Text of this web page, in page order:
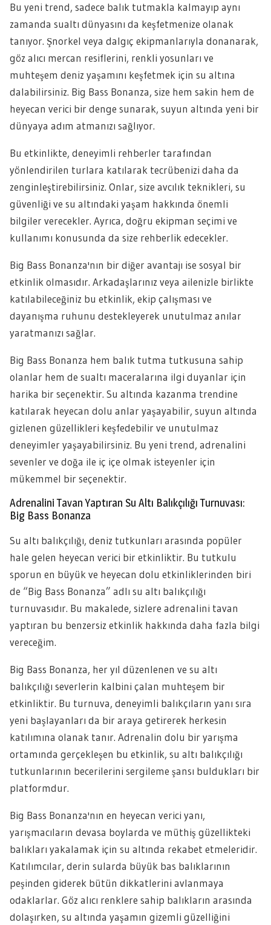
Bu yeni trend, sadece balık tutmakla kalmayıp aynı
zamanda sualtı dünyasını da keşfetmenize olanak
tanıyor. Şnorkel veya dalgıç ekipmanlarıyla donanarak,
göz alıcı mercan resiflerini, renkli yosunları ve
muhteşem deniz yaşamını keşfetmek için su altına
dalabilirsiniz. Big Bass Bonanza, size hem sakin hem de
heyecan verici bir denge sunarak, suyun altında yeni bir
dünyaya adım atmanızı sağlıyor.
Bu etkinlikte, deneyimli rehberler tarafından
yönlendirilen turlara katılarak tecrübenizi daha da
zenginleştirebilirsiniz. Onlar, size avcılık teknikleri, su
güvenliği ve su altındaki yaşam hakkında önemli
bilgiler verecekler. Ayrıca, doğru ekipman seçimi ve
kullanımı konusunda da size rehberlik edecekler.
Big Bass Bonanza'nın bir diğer avantajı ise sosyal bir
etkinlik olmasıdır. Arkadaşlarınız veya ailenizle birlikte
katılabileceğiniz bu etkinlik, ekip çalışması ve
dayanışma ruhunu destekleyerek unutulmaz anılar
yaratmanızı sağlar.
Big Bass Bonanza hem balık tutma tutkusuna sahip
olanlar hem de sualtı maceralarına ilgi duyanlar için
harika bir seçenektir. Su altında kazanma trendine
katılarak heyecan dolu anlar yaşayabilir, suyun altında
gizlenen güzellikleri keşfedebilir ve unutulmaz
deneyimler yaşayabilirsiniz. Bu yeni trend, adrenalini
sevenler ve doğa ile iç içe olmak isteyenler için
mükemmel bir seçenektir.
Adrenalini Tavan Yaptıran Su Altı Balıkçılığı Turnuvası:
Big Bass Bonanza
Su altı balıkçılığı, deniz tutkunları arasında popüler
hale gelen heyecan verici bir etkinliktir. Bu tutkulu
sporun en büyük ve heyecan dolu etkinliklerinden biri
de “Big Bass Bonanza” adlı su altı balıkçılığı
turnuvasıdır. Bu makalede, sizlere adrenalini tavan
yaptıran bu benzersiz etkinlik hakkında daha fazla bilgi
vereceğim.
Big Bass Bonanza, her yıl düzenlenen ve su altı
balıkçılığı severlerin kalbini çalan muhteşem bir
etkinliktir. Bu turnuva, deneyimli balıkçıların yanı sıra
yeni başlayanları da bir araya getirerek herkesin
katılımına olanak tanır. Adrenalin dolu bir yarışma
ortamında gerçekleşen bu etkinlik, su altı balıkçılığı
tutkunlarının becerilerini sergileme şansı buldukları bir
platformdur.
Big Bass Bonanza'nın en heyecan verici yanı,
yarışmacıların devasa boylarda ve müthiş güzellikteki
balıkları yakalamak için su altında rekabet etmeleridir.
Katılımcılar, derin sularda büyük bas balıklarının
peşinden giderek bütün dikkatlerini avlanmaya
odaklarlar. Göz alıcı renklere sahip balıkların arasında
dolaşırken, su altında yaşamın gizemli güzelliğini